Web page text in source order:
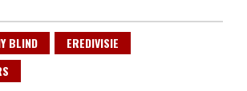
BLIND
EREDIVISIE